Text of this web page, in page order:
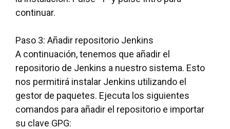
continuar.
Paso 3: Añadir repositorio Jenkins
A continuación, tenemos que añadir el
repositorio de Jenkins a nuestro sistema. Esto
nos permitirá instalar Jenkins utilizando el
gestor de paquetes. Ejecuta los siguientes
comandos para añadir el repositorio e importar
su clave GPG: